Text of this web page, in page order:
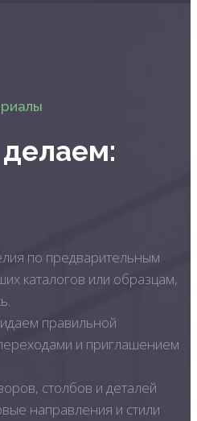
по предварительным
каталогов или образцам,
правильной
и приглашением
столбов и деталей
направления и стили